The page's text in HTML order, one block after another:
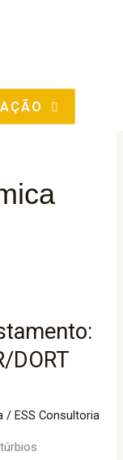
DORT
/ ESS Consultoria